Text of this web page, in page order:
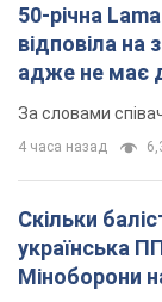
50-річна
відповіла на
адже не має
За словами
4 часа назад
Скільки
українська
Міноборони